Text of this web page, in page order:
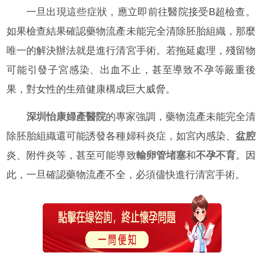
一旦出現這些症狀，應立即前往醫院接受B超檢查。
如果檢查結果確認藥物流產未能完全清除胚胎組織，那麼
唯一的解決辦法就是進行清宮手術。若拖延處理，殘留物
可能引發子宮感染、出血不止，甚至導致不孕等嚴重後
果，對女性的生殖健康構成巨大威脅。
深圳怡康婦產醫院的專家強調，藥物流產未能完全清
除胚胎組織還可能誘發各種婦科炎症，如宮內感染、 盆腔
炎、附件炎等，甚至可能導致輸卵管堵塞和不孕不育。因
此，一旦確認藥物流產不全，必須儘快進行清宮手術。